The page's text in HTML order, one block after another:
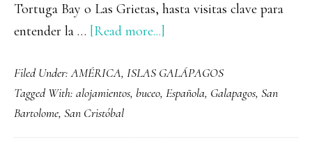
Tortuga Bay o Las Grietas, hasta visitas clave para
entender la … [Read more...]
ver
y
en
Filed Under:AMÉRICA, ISLAS GALÁPAGOS
Tagged With: alojamientos, buceo, Española, Galapagos, San
Bartolome, San Cristóbal